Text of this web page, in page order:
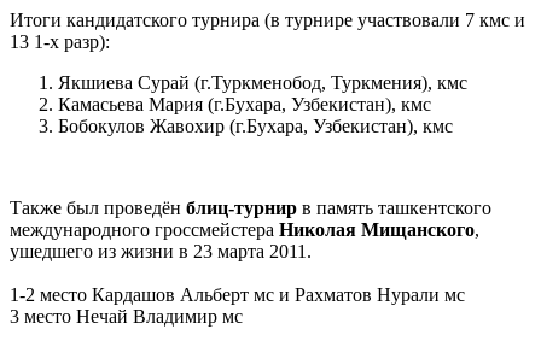
Итоги кандидатского турнира (в турнире участвовали 7 кмс и
13 1-х разр):
Якшиева Сурай (г.Туркменобод, Туркмения), кмс
Камасьева Мария (г.Бухара, Узбекистан), кмс
Бобокулов Жавохир (г.Бухара, Узбекистан), кмс
Также был проведён блиц-турнир в память ташкентского
международного гроссмейстера Николая Мищанского,
ушедшего из жизни в 23 марта 2011.
1-2 место Кардашов Альберт мс и Рахматов Нурали мс
3 место Нечай Владимир мс